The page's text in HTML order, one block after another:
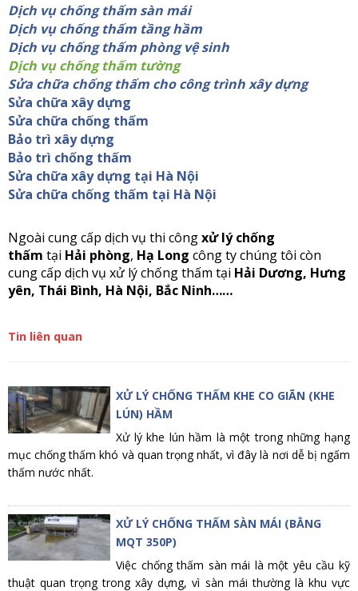
Dịch vụ chống thấm sàn mái
Dịch vụ chống thấm tầng hầm
Dịch vụ chống thấm phòng vệ sinh
Dịch vụ chống thấm tường
Sửa chữa chống thấm cho công trình xây dựng
Sửa chữa xây dựng
Sửa chữa chống thấm
Bảo trì xây dựng
Bảo trì chống thấm
Sửa chữa xây dựng tại Hà Nội
Sửa chữa chống thấm tại Hà Nội
Ngoài cung cấp dịch vụ thi côngxử lý chống
thấm tại Hải phòng, Hạ Long công ty chúng tôi còn
cung cấp dịch vụ xử lý chống thấm tại Hải Dương, Hưng
yên, Thái Bình, Hà Nội, Bắc Ninh……
Tin liên quan
XỬ LÝ CHỐNG THẤM KHE CO GIÃN (KHE
LÚN) HẦM
Xử lý khe lún hầm là một trong những hạng
mục chống thấm khó và quan trọng nhất, vì đây là nơi dễ bị ngấm
thấm nước nhất.
XỬ LÝ CHỐNG THẤM SÀN MÁI (BẰNG
MQT 350P)
Việc chống thấm sàn mái là một yêu cầu kỹ
thuật quan trọng trong xây dựng, vì sàn mái thường là khu vực